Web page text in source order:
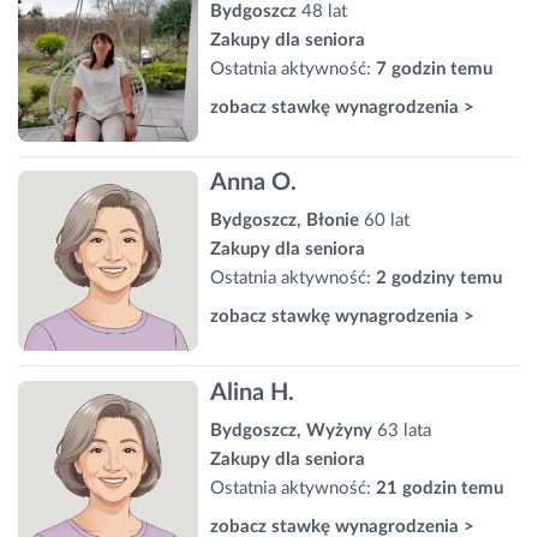
Bydgoszcz 48 lat
Zakupy dla seniora
Ostatnia aktywność: 7 godzin temu
zobacz stawkę wynagrodzenia >
Anna O.
Bydgoszcz, Błonie 60 lat
Zakupy dla seniora
Ostatnia aktywność: 2 godziny temu
zobacz stawkę wynagrodzenia >
Alina H.
Bydgoszcz, Wyżyny 63 lata
Zakupy dla seniora
Ostatnia aktywność: 21 godzin temu
zobacz stawkę wynagrodzenia >